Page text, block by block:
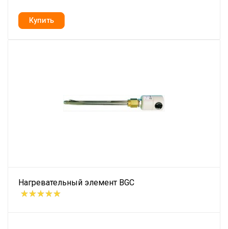
Нагревательный элемент BGC